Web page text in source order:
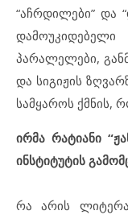
“აჩრდილები” და
პარალელები,
და სიგიჟის
სამყაროს ქმნის,
ირმა რატიანი
ინსტიტუტის
რა არის